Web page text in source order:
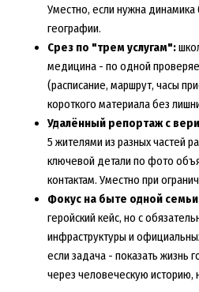
Уместно, если нужна динамика
географии.
Срез по "трем услугам":
медицина - по одной
(расписание, маршрут, часы
короткого материала без
Удалённый репортаж с
5 жителями из разных частей
ключевой детали по фото
контактам. Уместно при
Фокус на быте одной
геройский кейс, но с
инфраструктуры и
если задача - показать жизнь
через человеческую историю,